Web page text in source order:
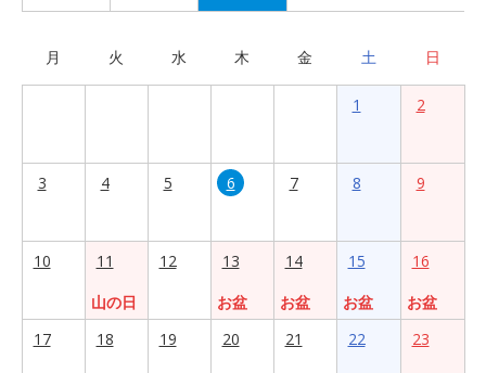
月 火 水 木 金 土 日
1 2
3 4 5 6 7 8 9
10
11
山の日
12
13
お盆
14
お盆
15
お盆
16
お盆
17
18 19 20 21 22 23